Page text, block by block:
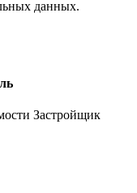
данных.
Застройщик